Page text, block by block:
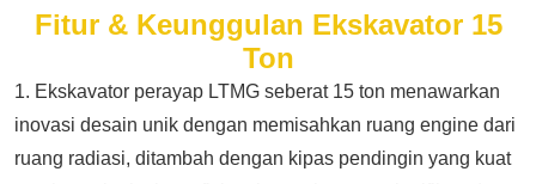
Fitur & Keunggulan Ekskavator 15
Ton
1. Ekskavator perayap LTMG seberat 15 ton menawarkan
inovasi desain unik dengan memisahkan ruang engine dari
ruang radiasi, ditambah dengan kipas pendingin yang kuat